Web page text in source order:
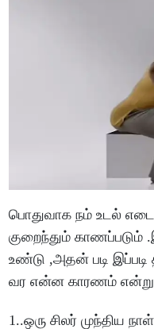
பொதுவாக நம் உடல் எடை
குறைந்தும் காணப்படும்
உண்டு ,அதன் படி இப்படி
வர என்ன காரணம் என்று
1..ஒரு சிலர் முந்திய